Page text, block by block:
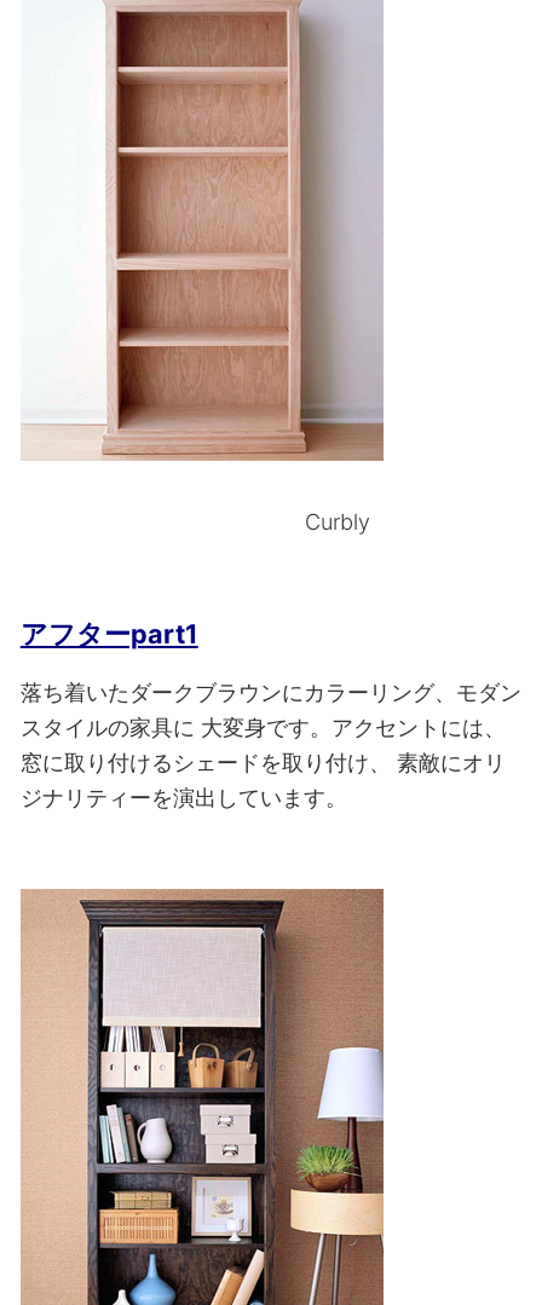
Curbly
アフターpart1
落ち着いたダークブラウンにカラーリング、モダン
スタイルの家具に 大変身です。アクセントには、
窓に取り付けるシェードを取り付け、
素敵にオリ
ジナリティーを演出しています。